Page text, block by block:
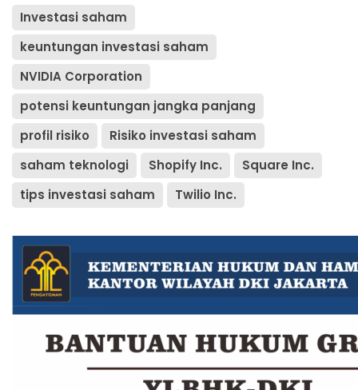
Investasi saham
keuntungan investasi saham
NVIDIA Corporation
potensi keuntungan jangka panjang
profil risiko
Risiko investasi saham
saham teknologi
Shopify Inc.
Square Inc.
tips investasi saham
Twilio Inc.